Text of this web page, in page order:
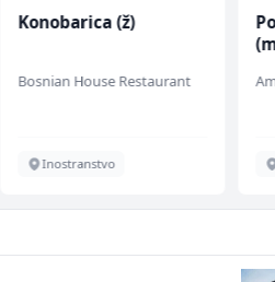
Konobarica (ž)
Bosnian House Restaurant
Inostranstvo